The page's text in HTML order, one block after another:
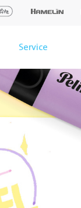
Service